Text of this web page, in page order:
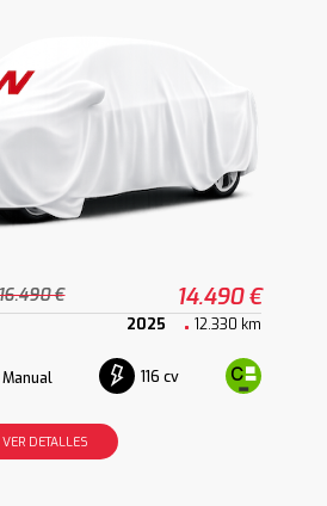
€ 14.490 €
2025 12.330 km
Manual 116 cv
VER DETALLES